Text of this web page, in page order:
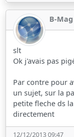
B-Mag
slt
Ok j'avais pas
Par contre pour
un sujet, sur la
petite fleche ds
directement
12/12/2013 09:47